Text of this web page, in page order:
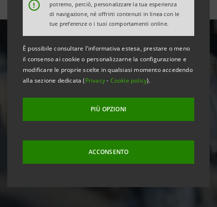
!
potremo, perciò, personalizzare la tua esperienza
di navigazione, né offrirti contenuti in linea con le
tue preferenze o i tuoi comportamenti online.
È possibile consultare l'informativa estesa, prestare o meno
il consenso ai cookie o personalizzarne la configurazione e
modificare le proprie scelte in qualsiasi momento accedendo
alla sezione dedicata (Privacy- Cookie policy).
PIÙ OPZIONI
ACCONSENTO